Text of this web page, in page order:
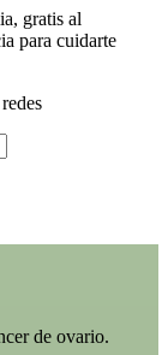
gratis al
para cuidarte
de ovario.